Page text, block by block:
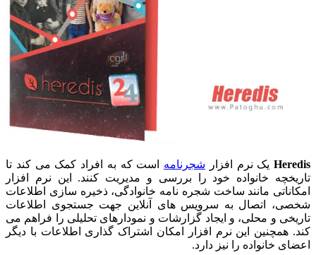
Heredis یک نرم افزار شجرنامه است که به افراد کمک می کند تا
تاریخچه خانواده خود را بررسی و مدیریت کنند. این نرم افزار
امکاناتی مانند ساخت شجره نامه خانوادگی، ذخیره سازی اطلاعات
شخصی، اتصال به سرویس های آنلاین جهت جستجوی اطلاعات
تاریخی و محلی، و ایجاد گزارشات و نمودارهای تحلیلی را فراهم می
کند. همچنین این نرم افزار امکان اشتراک گذاری اطلاعات با دیگر
اعضای خانواده را نیز دارد.